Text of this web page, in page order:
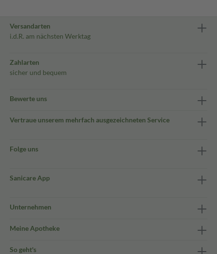
Versandarten
i.d.R. am nächsten Werktag
Zahlarten
sicher und bequem
Bewerte uns
Vertraue unserem mehrfach ausgezeichneten Service
Folge uns
Sanicare App
Unternehmen
Meine Apotheke
So geht's